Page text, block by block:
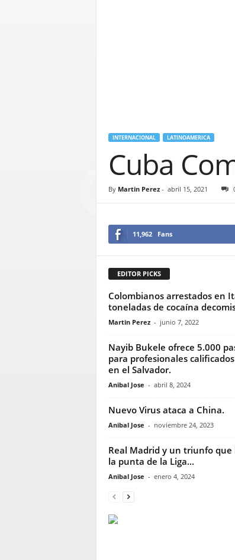
INTERNACIONAL LATINOAMERICA
Cuba
By Martin Perez- abril 15, 2021
11,962 Fans
EDITOR PICKS
Colombianos arrestados en
toneladas de cocaína
Martin Perez - junio 7, 2022
Nayib Bukele ofrece 5.000
para profesionales
en el Salvador.
Anibal Jose - abril 8, 2024
Nuevo Virus ataca a China.
Anibal Jose - noviembre 24, 2023
Real Madrid y un triunfo que
la punta de la Liga...
Anibal Jose - enero 4, 2024